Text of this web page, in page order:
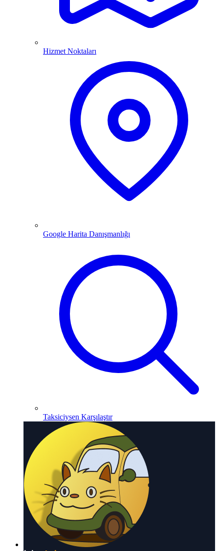
Hizmet Noktaları
Google Harita Danışmanlığı
Taksiciysen Karşılaştır